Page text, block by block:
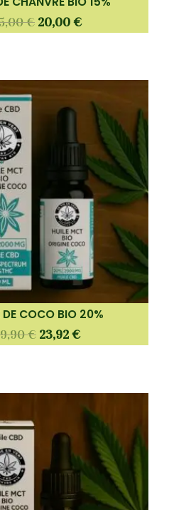
€ 20,00€
DE COCO BIO 20%
€ 23,92€